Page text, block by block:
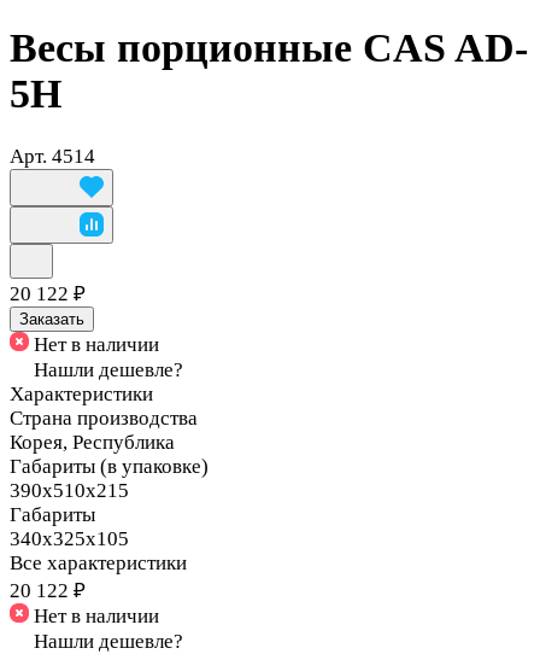
Весы порционные CAS AD-
5H
Арт. 4514
20 122 ₽
Заказать
Нет в наличии
Нашли дешевле?
Характеристики
Страна производства
Корея, Республика
Габариты (в упаковке)
390х510х215
Габариты
340х325х105
Все характеристики
20 122 ₽
Нет в наличии
Нашли дешевле?